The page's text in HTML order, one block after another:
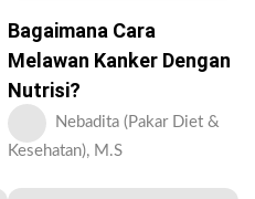
Bagaimana Cara
Melawan Kanker Dengan
Nutrisi?
Nebadita (Pakar Diet &
Kesehatan), M.S